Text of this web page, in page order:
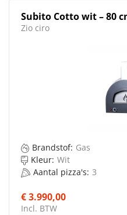
Subito Cotto wit – 80
Zio ciro
Brandstof: Gas
Kleur: Wit
Aantal pizza's: 3
€ 3.990,00
Incl. BTW